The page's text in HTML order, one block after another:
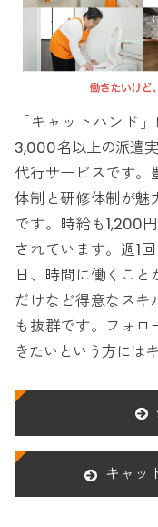
「キャットハンド
3,000名以上の派遣
代行サービスです。
体制と研修体制が魅
です。時給も1,200
されています。週1
日、時間に働くこ
だけなど得意なスキ
も抜群です。フォ
きたいという方には
キャッ